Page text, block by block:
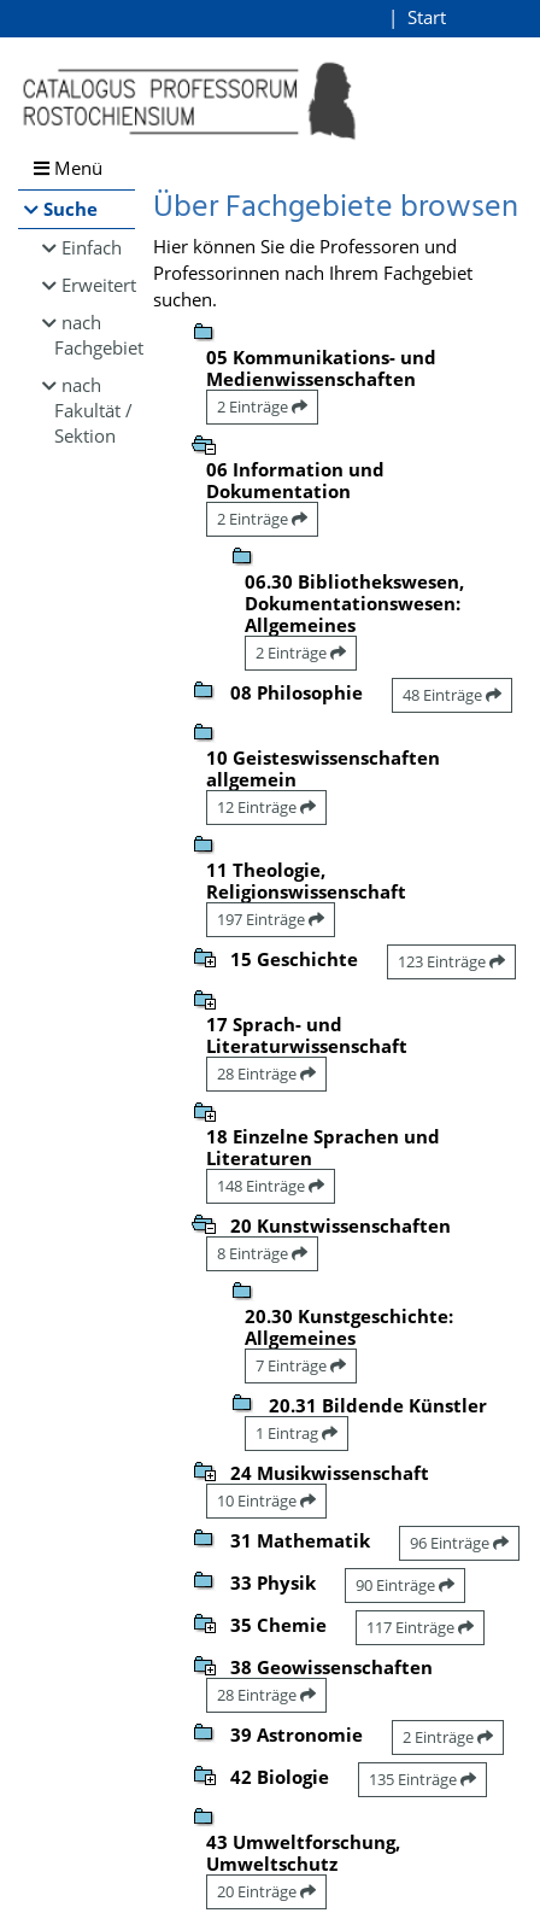
Browsen
direkt zum Inhalt
Start
Menü
Suche
Einfach
Erweitert
nach
Fachgebiet
nach
Fakultät /
Sektion
Über Fachgebiete browsen
Hier können Sie die Professoren und
Professorinnen nach Ihrem Fachgebiet
suchen.
05 Kommunikations- und
Medienwissenschaften
2 Einträge
06 Information und
Dokumentation
2 Einträge
06.30 Bibliothekswesen,
Dokumentationswesen:
Allgemeines
2 Einträge
08 Philosophie 48 Einträge
10 Geisteswissenschaften
allgemein
12 Einträge
11 Theologie,
Religionswissenschaft
197 Einträge
15 Geschichte 123 Einträge
17 Sprach- und
Literaturwissenschaft
28 Einträge
18 Einzelne Sprachen und
Literaturen
148 Einträge
20 Kunstwissenschaften
8 Einträge
20.30 Kunstgeschichte:
Allgemeines
7 Einträge
20.31 Bildende Künstler
1 Eintrag
24 Musikwissenschaft
10 Einträge
31 Mathematik 96 Einträge
33 Physik 90 Einträge
35 Chemie 117 Einträge
38 Geowissenschaften
28 Einträge
39 Astronomie 2 Einträge
42 Biologie 135 Einträge
43 Umweltforschung,
Umweltschutz
20 Einträge